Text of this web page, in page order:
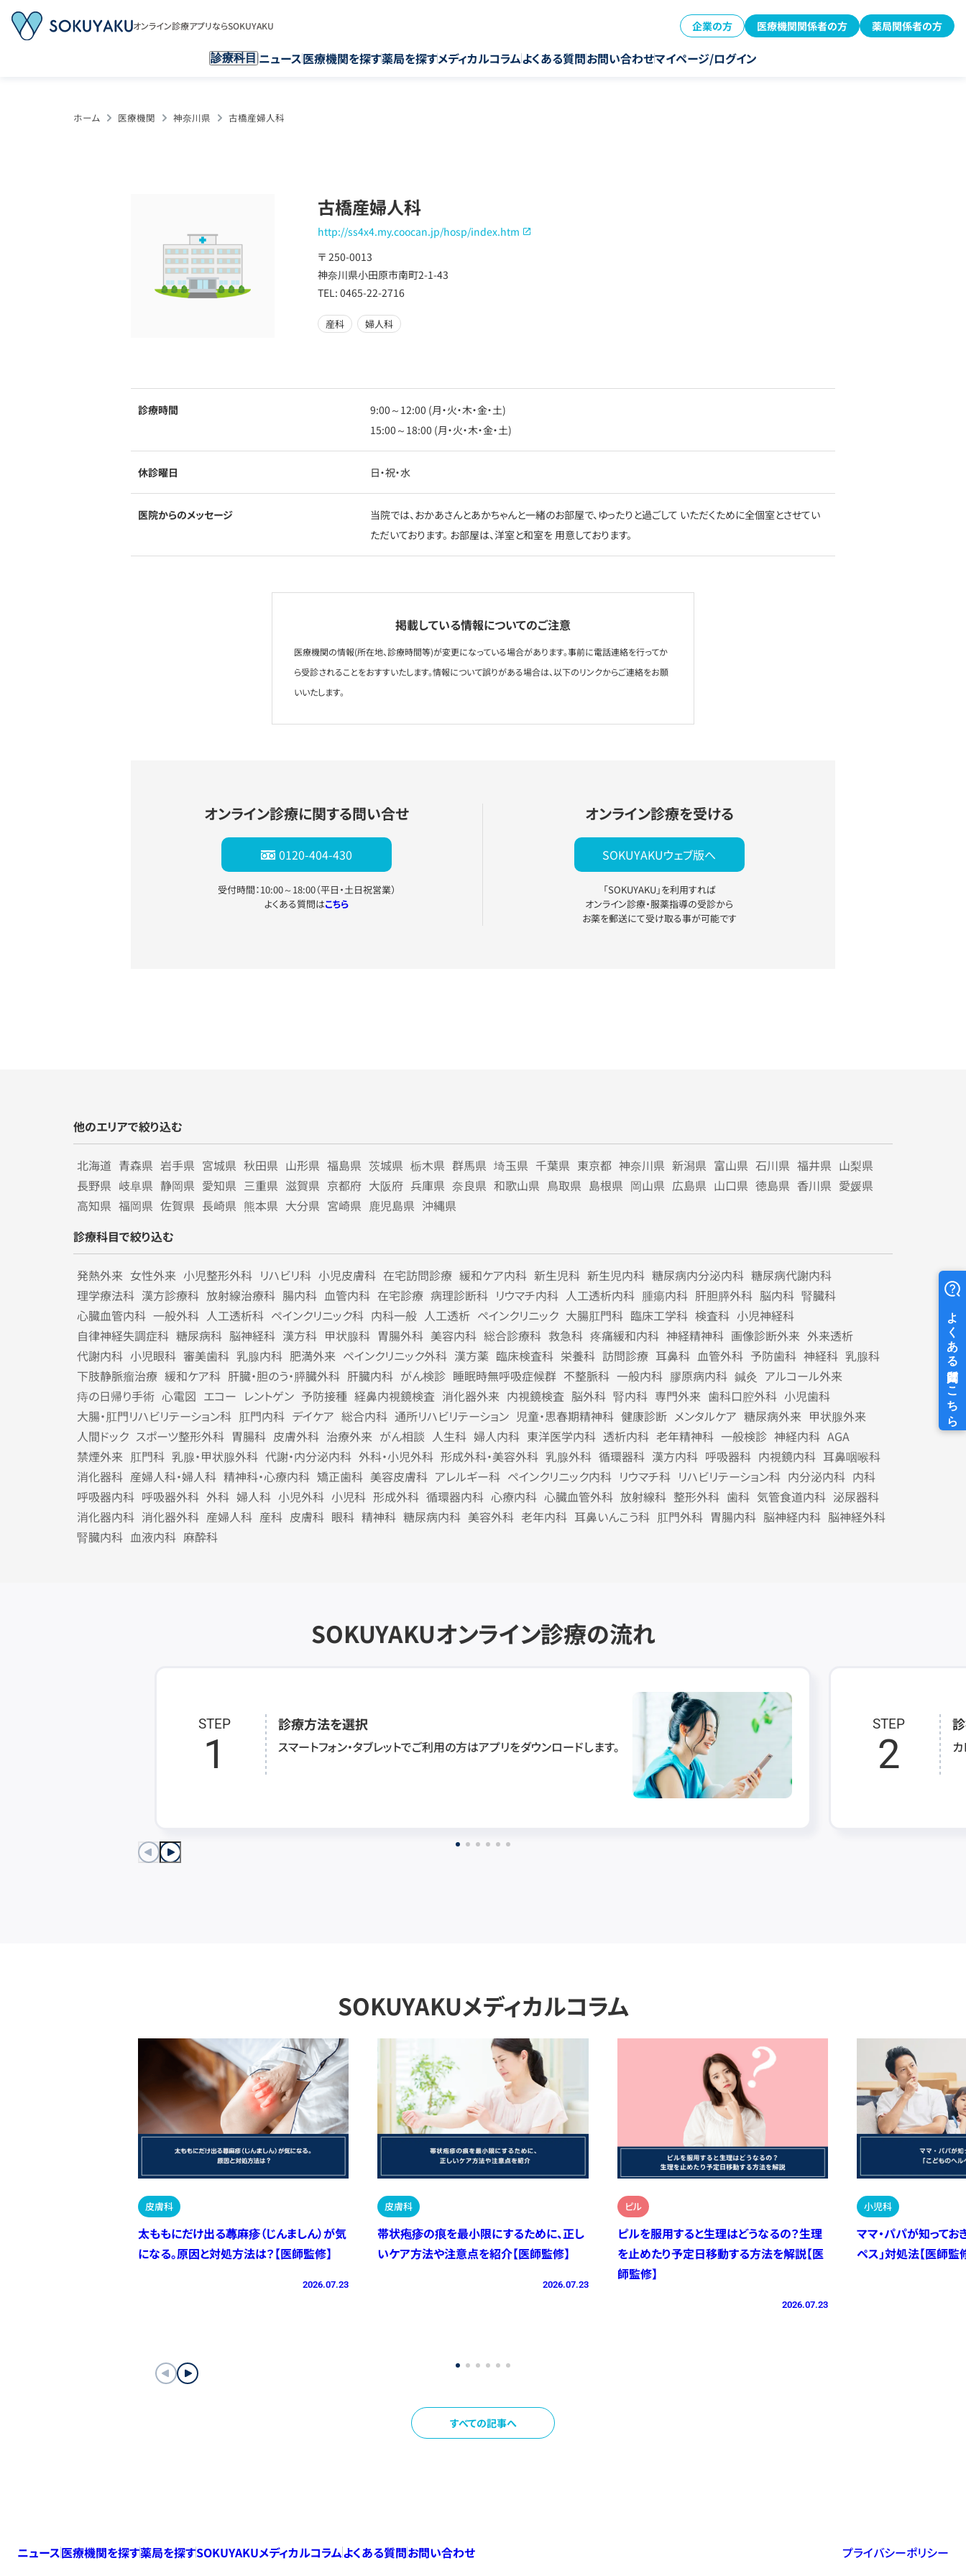
オンライン診療アプリならSOKUYAKU 企業の方 医療機関関係者の方 薬局関係者の方
診療科目 ニュース医療機関を探す薬局を探すメディカルコラムよくある質問お問い合わせマイページ/ログイン
ホーム 医療機関 神奈川県 古橋産婦人科
古橋産婦人科
http://ss4x4.my.coocan.jp/hosp/index.htm
〒 250-0013
神奈川県小田原市南町2-1-43
TEL: 0465-22-2716
産科 婦人科
診療時間
9:00～12:00 (月・火・木・金・土)
15:00～18:00 (月・火・木・金・土)
休診曜日 日・祝・水
医院からのメッセージ
当院では、おかあさんとあかちゃんと一緒のお部屋で、ゆったりと過ごして いただくために全個室とさせてい
ただいております。 お部屋は、洋室と和室を 用意しております。
掲載している情報についてのご注意
医療機関の情報(所在地、診療時間等)が変更になっている場合があります。事前に電話連絡を行ってか
ら受診されることをおすすいたします。情報について誤りがある場合は、以下のリンクからご連絡をお願
いいたします。
オンライン診療に関する問い合せ
0120-404-430
受付時間：10:00～18:00（平日・土日祝営業）
よくある質問はこちら
オンライン診療を受ける
SOKUYAKUウェブ版へ
「SOKUYAKU」を利用すれば
オンライン診療・服薬指導の受診から
お薬を郵送にて受け取る事が可能です
他のエリアで絞り込む
北海道 青森県 岩手県 宮城県 秋田県 山形県 福島県 茨城県 栃木県 群馬県 埼玉県 千葉県 東京都 神奈川県 新潟県 富山県 石川県 福井県 山梨県
長野県 岐阜県 静岡県 愛知県 三重県 滋賀県 京都府 大阪府 兵庫県 奈良県 和歌山県 鳥取県 島根県 岡山県 広島県 山口県 徳島県 香川県 愛媛県
高知県 福岡県 佐賀県 長崎県 熊本県 大分県 宮崎県 鹿児島県 沖縄県
診療科目で絞り込む
発熱外来 女性外来 小児整形外科 リハビリ科 小児皮膚科 在宅訪問診療 緩和ケア内科 新生児科 新生児内科 糖尿病内分泌内科 糖尿病代謝内科
理学療法科 漢方診療科 放射線治療科 腸内科 血管内科 在宅診療 病理診断科 リウマチ内科 人工透析内科 腫瘍内科 肝胆膵外科 脳内科 腎臓科
心臓血管内科 一般外科 人工透析科 ペインクリニック科 内科一般 人工透析 ペインクリニック 大腸肛門科 臨床工学科 検査科 小児神経科
自律神経失調症科 糖尿病科 脳神経科 漢方科 甲状腺科 胃腸外科 美容内科 総合診療科 救急科 疼痛緩和内科 神経精神科 画像診断外来 外来透析
代謝内科 小児眼科 審美歯科 乳腺内科 肥満外来 ペインクリニック外科 漢方薬 臨床検査科 栄養科 訪問診療 耳鼻科 血管外科 予防歯科 神経科 乳腺科
下肢静脈瘤治療 緩和ケア科 肝臓・胆のう・膵臓外科 肝臓内科 がん検診 睡眠時無呼吸症候群 不整脈科 一般内科 膠原病内科 鍼灸 アルコール外来
痔の日帰り手術 心電図 エコー レントゲン 予防接種 経鼻内視鏡検査 消化器外来 内視鏡検査 脳外科 腎内科 専門外来 歯科口腔外科 小児歯科
大腸・肛門リハビリテーション科 肛門内科 デイケア 総合内科 通所リハビリテーション 児童・思春期精神科 健康診断 メンタルケア 糖尿病外来 甲状腺外来
人間ドック スポーツ整形外科 胃腸科 皮膚外科 治療外来 がん相談 人生科 婦人内科 東洋医学内科 透析内科 老年精神科 一般検診 神経内科 AGA
禁煙外来 肛門科 乳腺・甲状腺外科 代謝・内分泌内科 外科・小児外科 形成外科・美容外科 乳腺外科 循環器科 漢方内科 呼吸器科 内視鏡内科 耳鼻咽喉科
消化器科 産婦人科・婦人科 精神科・心療内科 矯正歯科 美容皮膚科 アレルギー科 ペインクリニック内科 リウマチ科 リハビリテーション科 内分泌内科 内科
呼吸器内科 呼吸器外科 外科 婦人科 小児外科 小児科 形成外科 循環器内科 心療内科 心臓血管外科 放射線科 整形外科 歯科 気管食道内科 泌尿器科
消化器内科 消化器外科 産婦人科 産科 皮膚科 眼科 精神科 糖尿病内科 美容外科 老年内科 耳鼻いんこう科 肛門外科 胃腸内科 脳神経内科 脳神経外科
腎臓内科 血液内科 麻酔科
SOKUYAKUオンライン診療の流れ
STEP
1
診療方法を選択
スマートフォン・タブレットでご利用の方はアプリをダウンロードします。
STEP
2
SOKUYAKUメディカルコラム
皮膚科
太ももにだけ出る蕁麻疹（じんましん）が気
になる。原因と対処方法は？【医師監修】
2026.07.23
皮膚科
帯状疱疹の痕を最小限にするために、正し
いケア方法や注意点を紹介【医師監修】
2026.07.23
ピル
ピルを服用すると生理はどうなるの？生理
を止めたり予定日移動する方法を解説【医
師監修】
2026.07.23
小児科
ママ・パパが知ってお
ペス」対処法【医師監
すべての記事へ
ニュース医療機関を探す薬局を探すSOKUYAKUメディカルコラムよくある質問お問い合わせ プライバシーポリシー